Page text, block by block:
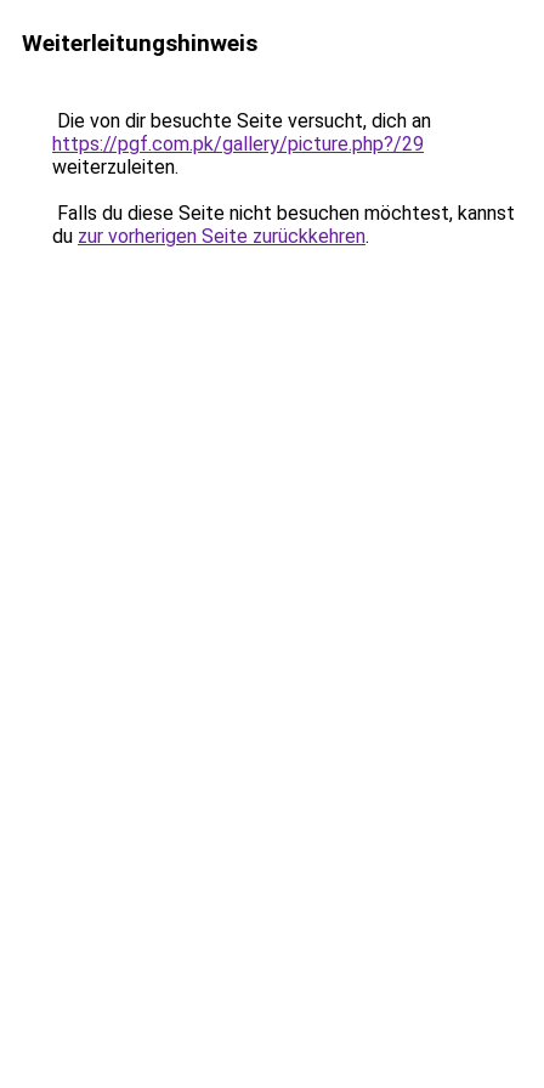
Weiterleitungshinweis
Die von dir besuchte Seite versucht, dich an
https://pgf.com.pk/gallery/picture.php?/29
weiterzuleiten.
Falls du diese Seite nicht besuchen möchtest, kannst
du zur vorherigen Seite zurückkehren.